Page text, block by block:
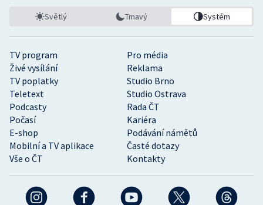
TV program
Pro média
Živé vysílání
Reklama
TV poplatky
Studio Brno
Teletext
Studio Ostrava
Podcasty
Rada ČT
Počasí
Kariéra
E-shop
Podávání námětů
Mobilní a TV aplikace
Časté dotazy
Vše o ČT
Kontakty
Světlý Tmavý Systém